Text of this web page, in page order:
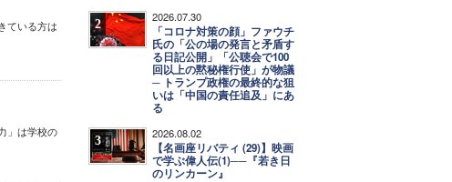
ている方は
」は学校の
2 2026.07.30
「コロナ対策の顔」ファウチ
氏の「公の場の発言と矛盾す
る日記公開」「公聴会で100
回以上の黙秘権行使」が物議
─ トランプ政権の最終的な狙
いは「中国の責任追及」にあ
る
3 2026.08.02
【名画座リバティ (29)】映画
で学ぶ偉人伝(1)──『若き日
のリンカーン』